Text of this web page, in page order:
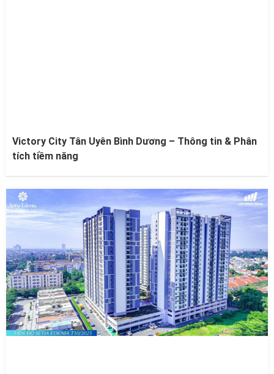
Victory City Tân Uyên Bình Dương – Thông tin & Phân
tích tiềm năng